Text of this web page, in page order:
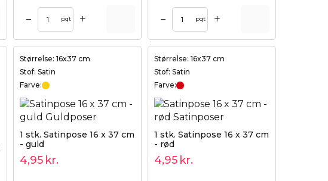
– pqt + – pqt +
Størrelse: 16x37 cm
Stof: Satin
Farve:
1 stk. Satinpose 16 x 37 cm
- guld
4,95 kr.
Størrelse: 16x37 cm
Stof: Satin
Farve:
1 stk. Satinpose 16 x 37 cm
- rød
4,95 kr.